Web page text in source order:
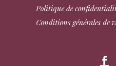
Politique de
Conditions générales de